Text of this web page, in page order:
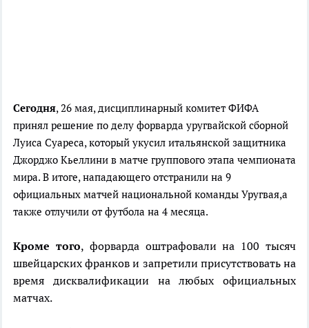
Сегодня, 26 мая, дисциплинарный комитет ФИФА
принял решение по делу форварда уругвайской сборной
Луиса Суареса, который укусил итальянской защитника
Джорджо Кьеллини в матче группового этапа чемпионата
мира. В итоге, нападающего отстранили на 9
официальных матчей национальной команды Уругвая,а
также отлучили от футбола на 4 месяца.
Кроме того, форварда оштрафовали на 100 тысяч
швейцарских франков и запретили присутствовать на
время дисквалификации на любых официальных
матчах.